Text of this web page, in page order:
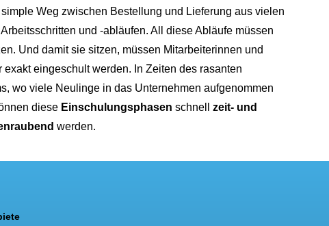
Weg zwischen Bestellung und Lieferung aus vielen
und -abläufen. All diese Abläufe müssen
Und damit sie sitzen, müssen Mitarbeiterinnen und
exakt eingeschult werden. In Zeiten des rasanten
wo viele Neulinge in das Unternehmen aufgenommen
diese Einschulungsphasen schnell zeit- und
werden.